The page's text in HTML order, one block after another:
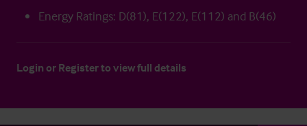
Energy Ratings: D(81), E(122), E(112) and B(46)
Login or Registerto view full details